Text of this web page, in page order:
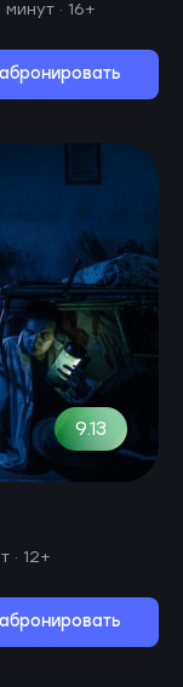
минут · 16+
9.13
· 12+